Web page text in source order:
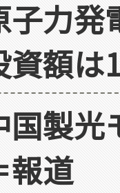
子力
額は
国製光
報道